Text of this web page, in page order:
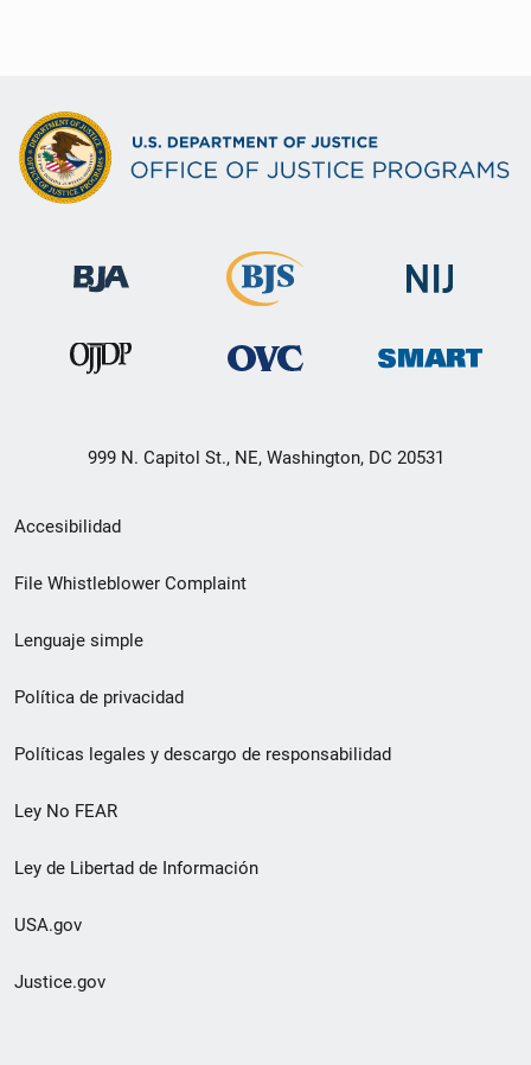
999 N. Capitol St., NE, Washington, DC 20531
Menú
de
de
pie
de
página
Accesibilidad
File Whistleblower Complaint
Lenguaje simple
Política de privacidad
Políticas legales y descargo de responsabilidad
Ley No FEAR
Ley de Libertad de Información
USA.gov
Justice.gov